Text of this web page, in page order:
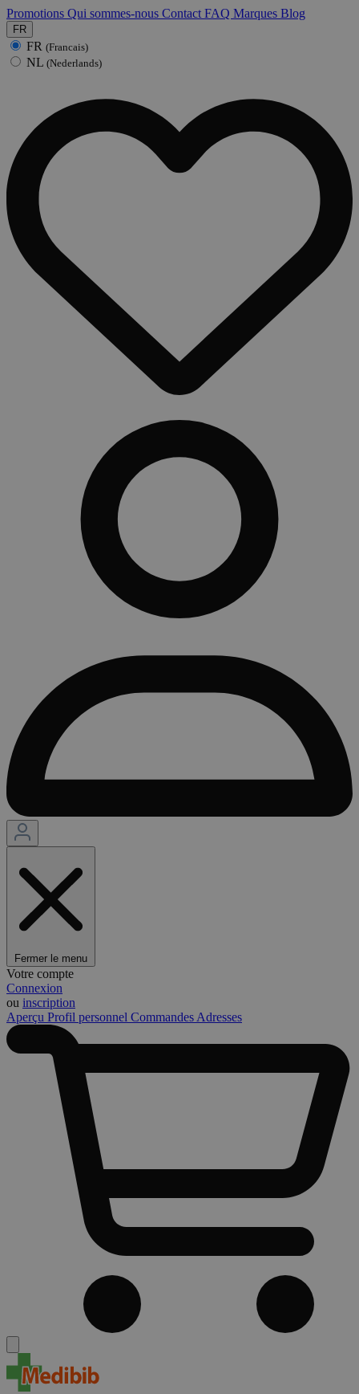
Promotions Qui sommes-nous Contact FAQ Marques Blog
FR
FR (Francais)
NL (Nederlands)
Fermer le menu
Votre compte
Connexion
ou inscription
Aperçu Profil personnel Commandes Adresses